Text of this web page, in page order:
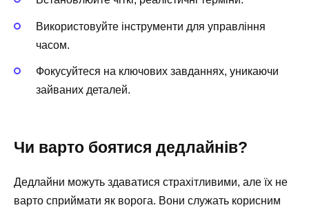
Використовуйте інструменти для управління
часом.
Фокусуйтеся на ключових завданнях, уникаючи
зайваних деталей.
Чи варто боятися дедлайнів?
Дедлайни можуть здаватися страхітливими, але їх не
варто сприймати як ворога. Вони служать корисним